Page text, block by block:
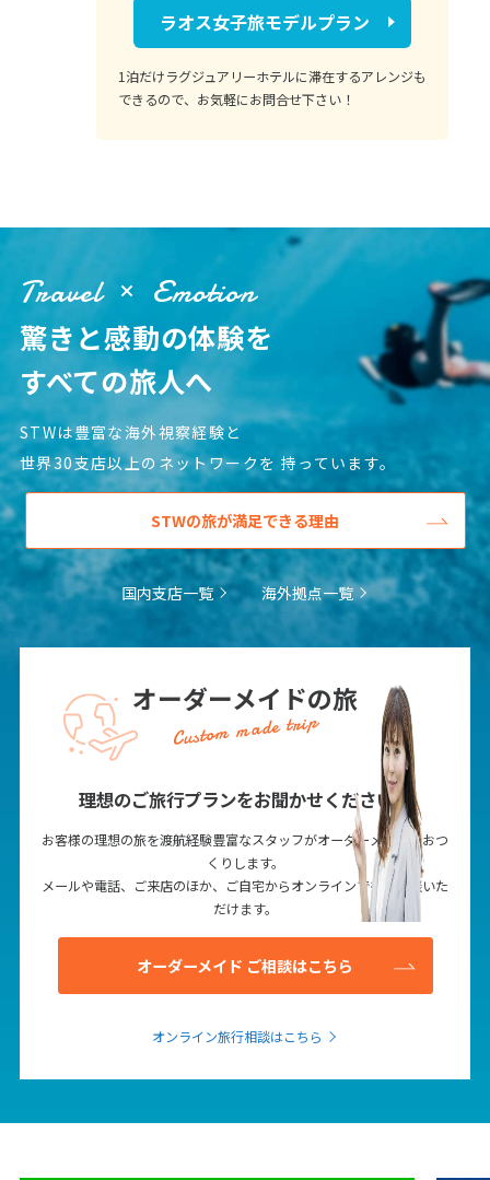
ラオス女子旅モデルプラン
1泊だけラグジュアリーホテルに滞在するアレンジも
できるので、お気軽にお問合せ下さい！
Travel Emotion
驚きと感動の体験を
すべての旅人へ
STWは豊富な海外視察経験と
世界30支店以上のネットワークを 持っています。
STWの旅が満足できる理由
国内支店一覧 海外拠点一覧
オーダーメイドの旅
Custom made trip
理想のご旅行プランをお聞かせください！
お客様の理想の旅を渡航経験豊富なスタッフがオーダーメイドでおつ
くりします。
メールや電話、ご来店のほか、ご自宅からオンラインでもご相談いた
だけます。
オーダーメイド ご相談はこちら
オンライン旅行相談はこちら